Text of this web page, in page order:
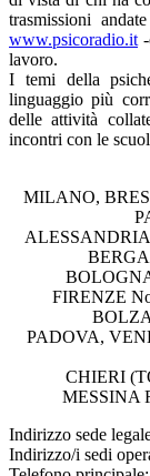
trasmissioni
www.psicoradio.it
lavoro.
I temi della
linguaggio più
delle attività
incontri con le
MILANO,
FIRENZE
PADOVA,
CHIERI
MESSINA
Indirizzo sede
Indirizzo/i sedi